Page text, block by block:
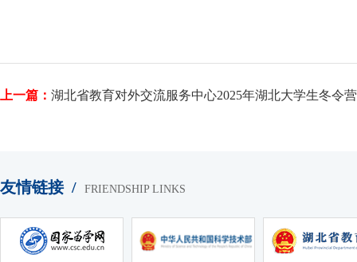
上一篇： 湖北省教育对外交流服务中心2025年湖北大学生冬令
友情链接 / FRIENDSHIP LINKS